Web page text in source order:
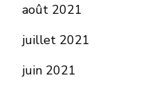
août 2021
juillet 2021
juin 2021